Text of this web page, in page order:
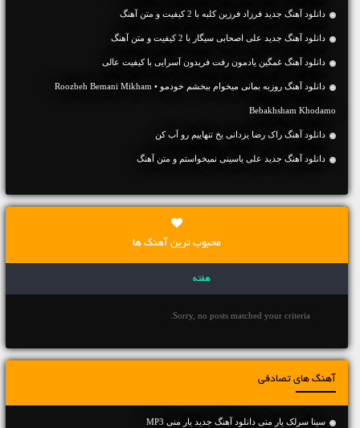
دانلود آهنگ جديد فرزاد فرزین کلبه با 2 کیفیت و متن آهنگ
دانلود آهنگ جديد علی اصحابی سیگار با 2 کیفیت و متن آهنگ
دانلود آهنگ غمگین یادمون رفت فریدون آسرایی با کیفیت عالی
دانلود آهنگ روزبه بمانی میخوام ببخشم خودمو • Roozbeh Bemani Mikham
Bebakhsham Khodamo
دانلود آهنگ راک رضا یزدانی یخ تنهاییم رو آب کن
دانلود آهنگ جديد علی یاسینی نمیخواستم و متن آهنگ
محبوب ترین آهنگ ها
هفته
Sorry, no posts matched your criteria.
آهنگ های تصادفی
سینا سرلک یار منی دانلود آهنگ جدید یار منی MP3